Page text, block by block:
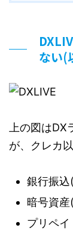
ない(
上の図は
が、クレカ
銀行振
暗号資
プリペ